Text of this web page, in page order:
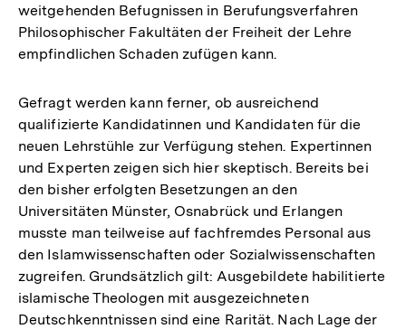
weitgehenden Befugnissen in Berufungsverfahren
Philosophischer Fakultäten der Freiheit der Lehre
empfindlichen Schaden zufügen kann.
Gefragt werden kann ferner, ob ausreichend
qualifizierte Kandidatinnen und Kandidaten für die
neuen Lehrstühle zur Verfügung stehen. Expertinnen
und Experten zeigen sich hier skeptisch. Bereits bei
den bisher erfolgten Besetzungen an den
Universitäten Münster, Osnabrück und Erlangen
musste man teilweise auf fachfremdes Personal aus
den Islamwissenschaften oder Sozialwissenschaften
zugreifen. Grundsätzlich gilt: Ausgebildete habilitierte
islamische Theologen mit ausgezeichneten
Deutschkenntnissen sind eine Rarität. Nach Lage der